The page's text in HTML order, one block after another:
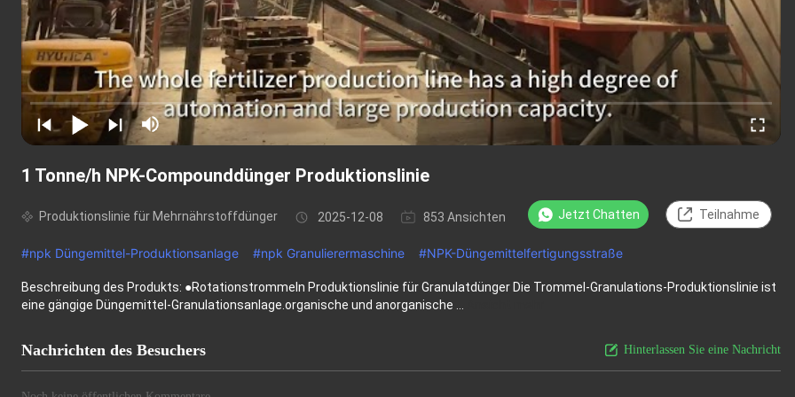
1 Tonne/h NPK-Compounddünger Produktionslinie
Produktionslinie für Mehrnährstoffdünger 2025-12-08 853 Ansichten Jetzt Chatten Teilnahme
#npk Düngemittel-Produktionsanlage #npk Granulierermaschine #NPK-Düngemittelfertigungsstraße
Beschreibung des Produkts: ●Rotationstrommeln Produktionslinie für Granulatdünger Die Trommel-Granulations-Produktionslinie ist
eine gängige Düngemittel-Granulationsanlage.organische und anorganische ...
Nachrichten des Besuchers Hinterlassen Sie eine Nachricht